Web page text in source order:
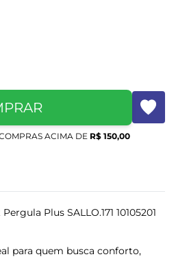
ACIMA DE R$ 150,00
Plus SALLO.171 10105201
para quem busca conforto,